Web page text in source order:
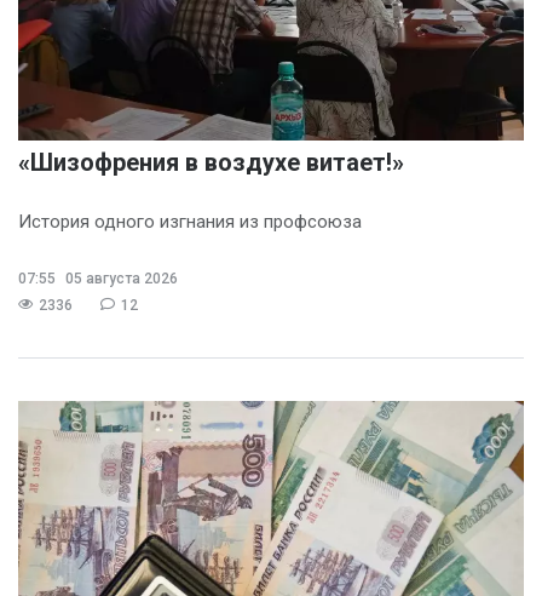
«Шизофрения в воздухе витает!»
История одного изгнания из профсоюза
07:55
05 августа 2026
2336
12